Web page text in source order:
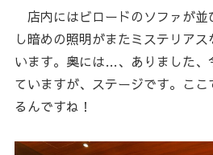
店内にはビロードのソファが並
し暗めの照明がまたミステリア
います。奥には…、ありました、
ていますが、ステージです。こ
るんですね！